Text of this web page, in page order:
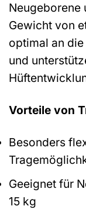
Neugeborene
Gewicht von
optimal an
und
Vorteile von
Besonders
Geeignet für
15 kg